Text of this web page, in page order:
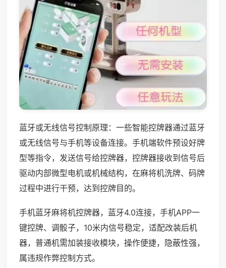
蓝牙或无线信号控制原理：一些智能控牌器通过蓝牙
或无线信号与手机等设备连接。手机端软件预设好牌
型等指令，发送信号给控牌器，控牌器接收到信号后
驱动内部微型电机或机械结构，在麻将机洗牌、码牌
过程中进行干预，达到控牌目的。
手机蓝牙麻将机控牌器，蓝牙4.0连接，手机APP一
键控牌、调骰子，10米内信号稳定，适配改装后机
器，普通机需加装接收模块，操作便捷，隐蔽性强，
属违规作弊控制方式。